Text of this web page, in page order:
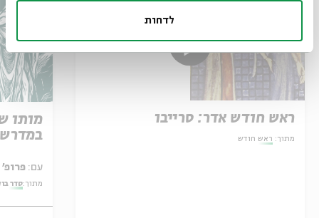
לדחות
ראש חודש אדר: סרייבו
מתוך: ראש חודש
מותו
עם: פרופ' אביגדור שנאן
מתוך:סדר